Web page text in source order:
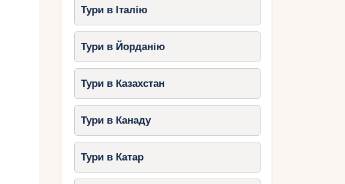
Тури в Італію
Тури в Йорданію
Тури в Казахстан
Тури в Канаду
Тури в Катар